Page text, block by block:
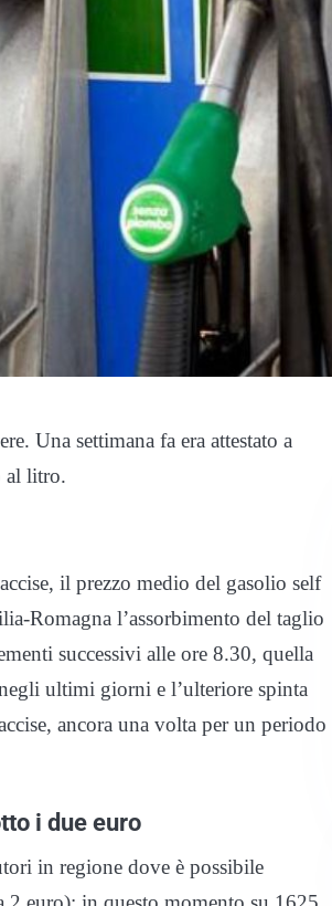
Una settimana fa era attestato a
al litro.
il prezzo medio del gasolio self
Romagna l’assorbimento del taglio
successivi alle ore 8.30, quella
ultimi giorni e l’ulteriore spinta
ancora una volta per un periodo
i due euro
in regione dove è possibile